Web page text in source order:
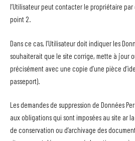
l’Utilisateur peut contacter le propriétaire par
point 2.
Dans ce cas, l’Utilisateur doit indiquer les
souhaiterait que le site corrige, mette à jour
précisément avec une copie d’une pièce
passeport).
Les demandes de suppression de Données
aux obligations qui sont imposées au site ar
de conservation ou d’archivage des